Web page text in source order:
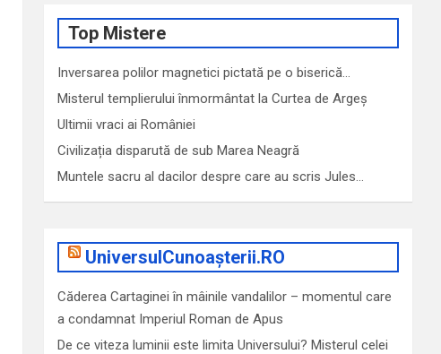
Top Mistere
Inversarea polilor magnetici pictată pe o biserică…
Misterul templierului înmormântat la Curtea de Argeș
Ultimii vraci ai României
Civilizația disparută de sub Marea Neagră
Muntele sacru al dacilor despre care au scris Jules…
UniversulCunoașterii.RO
Căderea Cartaginei în mâinile vandalilor – momentul care
a condamnat Imperiul Roman de Apus
De ce viteza luminii este limita Universului? Misterul celei